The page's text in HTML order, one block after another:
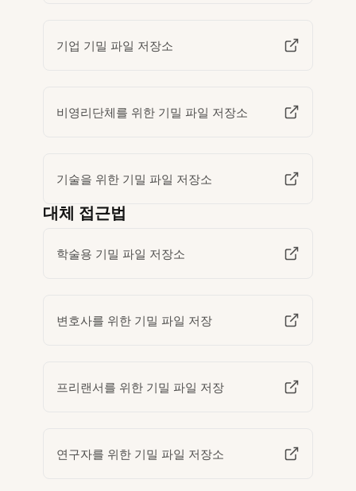
기업 기밀 파일 저장소
비영리단체를 위한 기밀 파일 저장소
기술을 위한 기밀 파일 저장소
대체 접근법
학술용 기밀 파일 저장소
변호사를 위한 기밀 파일 저장
프리랜서를 위한 기밀 파일 저장
연구자를 위한 기밀 파일 저장소